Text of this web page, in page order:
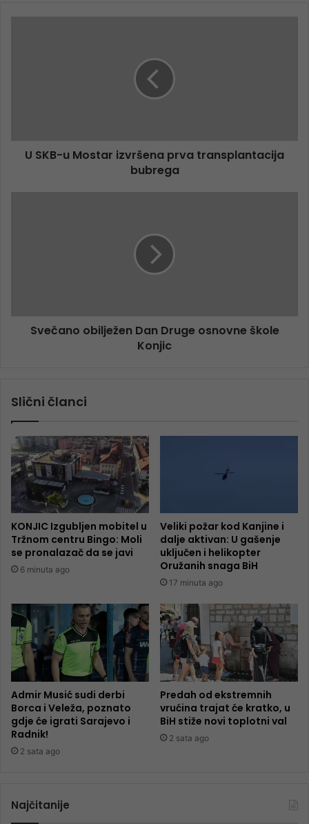
U SKB-u Mostar izvršena prva transplantacija
bubrega
Svečano obilježen Dan Druge osnovne škole
Konjic
Slični članci
KONJIC Izgubljen mobitel u
Tržnom centru Bingo: Moli
se pronalazač da se javi
6 minuta ago
Veliki požar kod Kanjine i
dalje aktivan: U gašenje
uključen i helikopter
Oružanih snaga BiH
17 minuta ago
Admir Musić sudi derbi
Borca i Veleža, poznato
gdje će igrati Sarajevo i
Radnik!
2 sata ago
Predah od ekstremnih
vrućina trajat će kratko, u
BiH stiže novi toplotni val
2 sata ago
Najčitanije